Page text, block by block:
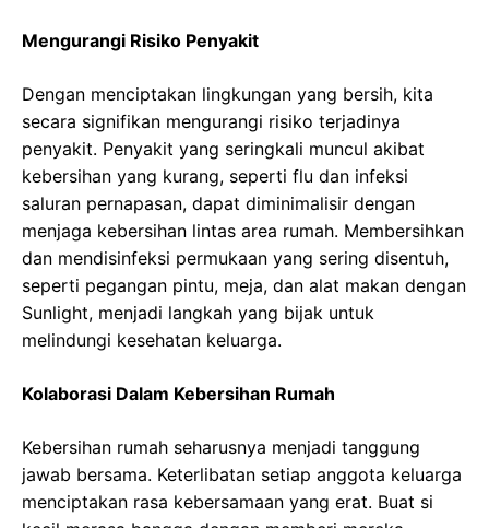
Mengurangi Risiko Penyakit
Dengan menciptakan lingkungan yang bersih, kita
secara signifikan mengurangi risiko terjadinya
penyakit. Penyakit yang seringkali muncul akibat
kebersihan yang kurang, seperti flu dan infeksi
saluran pernapasan, dapat diminimalisir dengan
menjaga kebersihan lintas area rumah. Membersihkan
dan mendisinfeksi permukaan yang sering disentuh,
seperti pegangan pintu, meja, dan alat makan dengan
Sunlight, menjadi langkah yang bijak untuk
melindungi kesehatan keluarga.
Kolaborasi Dalam Kebersihan Rumah
Kebersihan rumah seharusnya menjadi tanggung
jawab bersama. Keterlibatan setiap anggota keluarga
menciptakan rasa kebersamaan yang erat. Buat si